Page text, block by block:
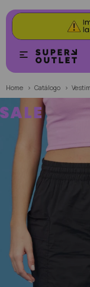

Home Catálogo